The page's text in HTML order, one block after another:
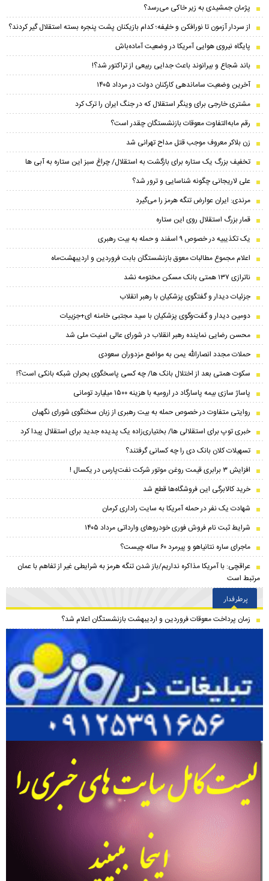
پژمان جمشیدی به زیر خاکی می‌رسد؟
از سردار آزمون تا نورافکن و خلیفه؛ کدام بازیکنان پشت پنجره بسته استقلال گیر کردند؟
پایگاه نیروی هوایی آمریکا در وضعیت آماده‌باش
باند شجاع و بیرانوند باعث جدایی ربیعی از تراکتور شد؟!
آخرین وضعیت ساماندهی کارکنان دولت در مرداد ۱۴۰۵
مشتری خارجی برای وینگر استقلال که در جنگ ایران را ترک کرد
رقم مابه‌التفاوت معوقات بازنشستگان چقدر است؟
زن بلاکر معروف موجب قتل مداح تهرانی شد
تخفیف بزرگ یک ستاره برای بازگشت به استقلال/ چراغ سبز این ستاره به آبی ها
علی لاریجانی چگونه شناسایی و ترور شد؟
مرندی: ایران عوارض تنگه هرمز را می‌گیرد
قمار بزرگ استقلال روی این ستاره
یک تکذیبیه در خصوص ۹ اسفند و حمله به بیت رهبری
اعلام مجموع مطالبات معوق بازنشستگان بابت فروردین و اردیبهشت‌ماه
ناترازی ۱۳۷ همتی بانک مسکن مختومه نشد
جزئیات دیدار و گفتگوی پزشکیان با رهبر انقلاب
دومین دیدار و گفت‌وگوی پزشکیان با سید مجتبی خامنه ای+جزییات
محسن رضایی نماینده رهبر انقلاب در شورای عالی امنیت ملی شد
حملات مجدد انصارالله یمن به مواضع مزدوران سعودی
سکوت همتی بعد از اختلال بانک ها/ چه کسی پاسخگوی بحران شبکه بانکی است؟!
پاساژ سازی بیمه پاسارگاد در ارومیه با هزینه ۱۵۰۰ میلیارد تومانی
روایتی متفاوت در خصوص حمله به بیت رهبری از زبان سخنگوی شورای نگهبان
خبری توپ برای استقلالی ها/ بختیاری‌زاده یک پدیده جدید برای استقلال پیدا کرد
تسهیلات کلان بانک دی را چه کسانی گرفتند؟
افزایش ۳ برابری قیمت روغن موتور شرکت نفت‌پارس در یکسال !
خرید کالابرگی این فروشگاه‌ها قطع شد
شهادت یک نفر در حمله آمریکا به سایت راداری کرمان
شرایط ثبت نام فروش فوری خودرو‌های وارداتی مرداد ۱۴۰۵
ماجرای ساره نتانیاهو و پیرمرد ۶۰ ساله چیست؟
عراقچی: با آمریکا مذاکره نداریم/باز شدن تنگه هرمز به شرایطی غیر از تفاهم با عمان
مرتبط است
پرطرفدار
زمان پرداخت معوقات فروردین و اردیبهشت بازنشستگان اعلام شد؟